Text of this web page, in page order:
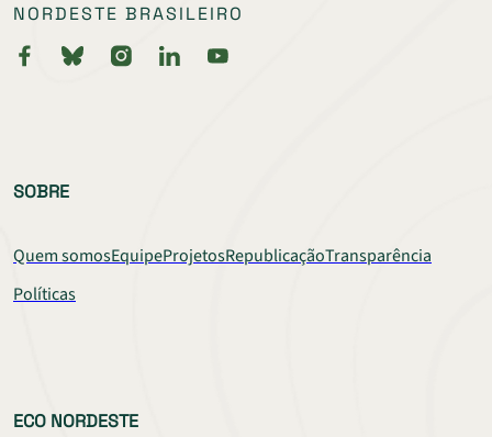
NORDESTE BRASILEIRO
SOBRE
Quem somosEquipeProjetosRepublicaçãoTransparência
Políticas
ECO NORDESTE